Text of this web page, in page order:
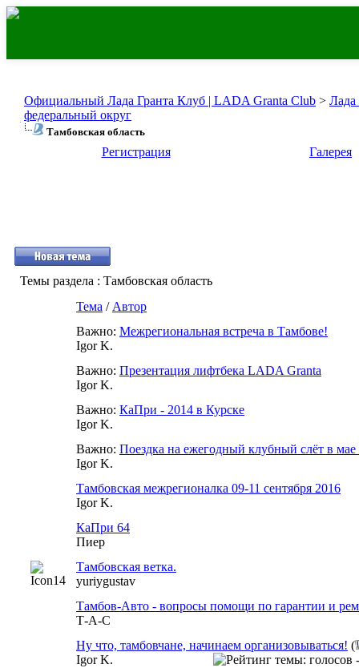
Официальный Лада Гранта Клуб | LADA Granta Club > Лада
федеральный округ
Тамбовская область
Регистрация Галерея
Темы раздела : Тамбовская область
Тема / Автор
Важно: Межрегиональная встреча в Тамбове!
Igor K.
Важно: Презентация лифтбека LADA Granta
Igor K.
Важно: КаПри - 2014 в Курске
Igor K.
Важно: Поездка на ежегодный клубный слёт в
Igor K.
Тамбовская межрегионалка 09-11 сентября 2016
Igor K.
КаПри 64
Пиер
Тамбовская ветка.
yuriygustav
Тамбов-Авто - вопросы помощи по гарантии и
Т-А-С
Ну что, тамбовчане, начинаем организовываться! (
Igor K.